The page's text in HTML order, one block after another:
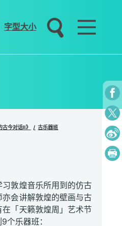
字型大小
今对话II》 古乐器班
敦煌音乐所用到的仿古
会讲解敦煌的壁画与古
「天籁敦煌周」艺术节
个乐器班：